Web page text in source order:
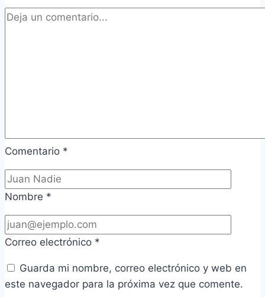
Comentario *
Nombre *
Correo electrónico *
Guarda mi nombre, correo electrónico y web en
este navegador para la próxima vez que comente.